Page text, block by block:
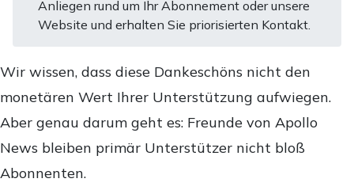
Anliegen rund um Ihr Abonnement oder unsere
Website und erhalten Sie priorisierten Kontakt.
Wir wissen, dass diese Dankeschöns nicht den
monetären Wert Ihrer Unterstützung aufwiegen.
Aber genau darum geht es: Freunde von Apollo
News bleiben primär Unterstützer nicht bloß
Abonnenten.